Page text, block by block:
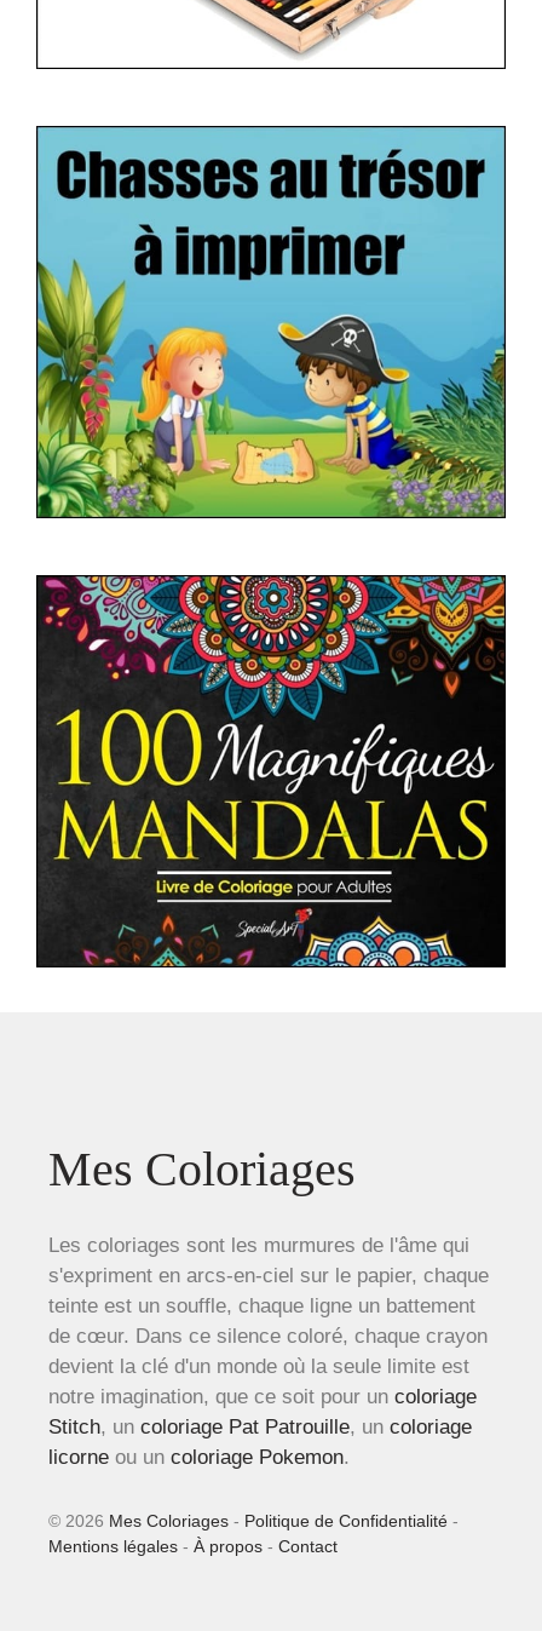
Mes Coloriages
Les coloriages sont les murmures de l'âme qui
s'expriment en arcs-en-ciel sur le papier, chaque
teinte est un souffle, chaque ligne un battement
de cœur. Dans ce silence coloré, chaque crayon
devient la clé d'un monde où la seule limite est
notre imagination, que ce soit pour un coloriage
Stitch, un coloriage Pat Patrouille, un coloriage
licorne ou un coloriage Pokemon.
© 2026 Mes Coloriages - Politique de Confidentialité -
Mentions légales - À propos - Contact